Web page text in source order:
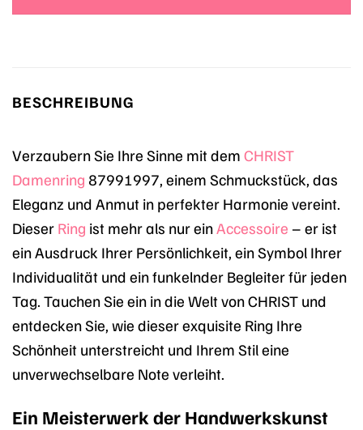
BESCHREIBUNG
Verzaubern Sie Ihre Sinne mit dem CHRIST
Damenring 87991997, einem Schmuckstück, das
Eleganz und Anmut in perfekter Harmonie vereint.
Dieser Ring ist mehr als nur ein Accessoire – er ist
ein Ausdruck Ihrer Persönlichkeit, ein Symbol Ihrer
Individualität und ein funkelnder Begleiter für jeden
Tag. Tauchen Sie ein in die Welt von CHRIST und
entdecken Sie, wie dieser exquisite Ring Ihre
Schönheit unterstreicht und Ihrem Stil eine
unverwechselbare Note verleiht.
Ein Meisterwerk der Handwerkskunst